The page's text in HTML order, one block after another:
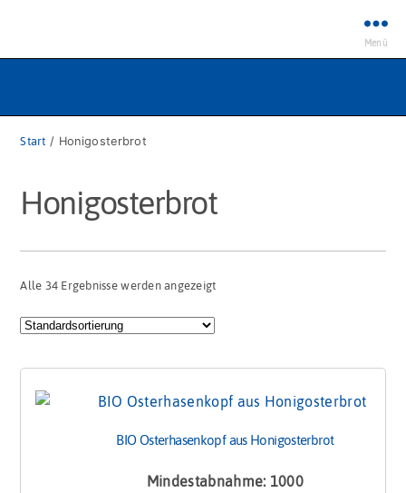
Menü
Start / Honigosterbrot
Honigosterbrot
Alle 34 Ergebnisse werden angezeigt
BIO Osterhasenkopf aus Honigosterbrot
Mindestabnahme: 1000